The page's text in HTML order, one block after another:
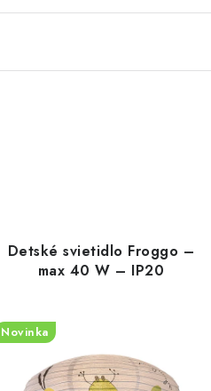
Detské svietidlo Froggo –
max 40 W – IP20
Novinka